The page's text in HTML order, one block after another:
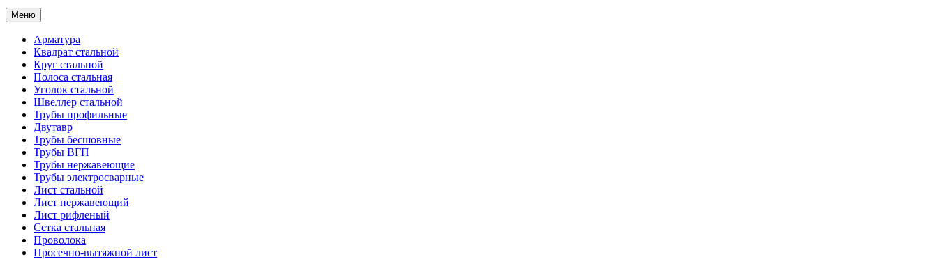
Меню
Арматура
Квадрат стальной
Круг стальной
Полоса стальная
Уголок стальной
Швеллер стальной
Трубы профильные
Двутавр
Трубы бесшовные
Трубы ВГП
Трубы нержавеющие
Трубы электросварные
Лист стальной
Лист нержавеющий
Лист рифленый
Сетка стальная
Проволока
Просечно-вытяжной лист